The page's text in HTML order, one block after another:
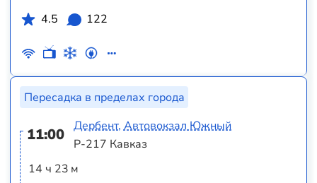
4.5
122
Пересадка в пределах города
11:00
14 ч 23 м
Дербент, Автовокзал Южный
Р-217 Кавказ